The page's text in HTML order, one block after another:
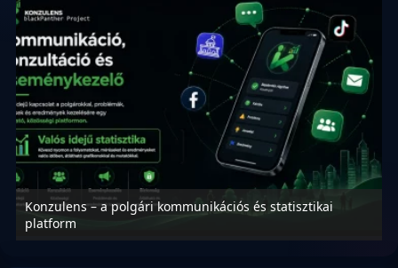
Konzulens – a polgári kommunikációs és statisztikai
platform